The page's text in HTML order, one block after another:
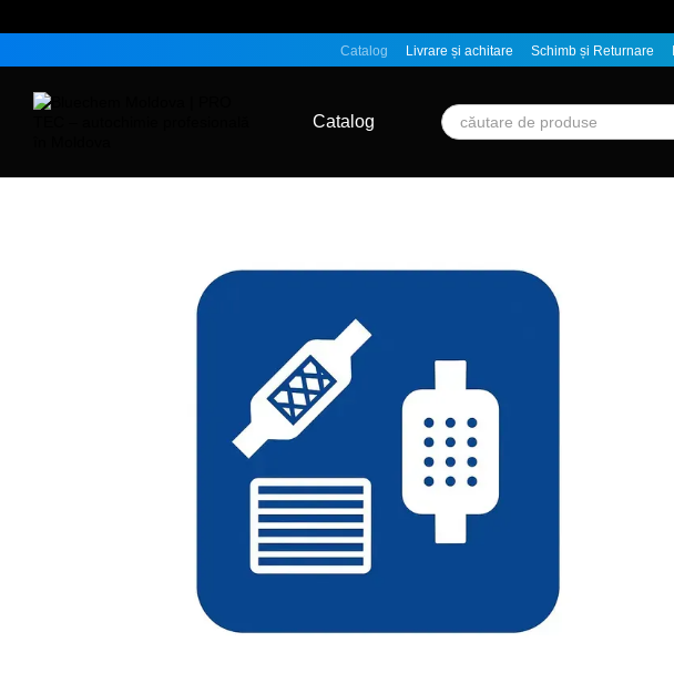
Catalog Livrare și achitare Schimb și Returnare
Catalog